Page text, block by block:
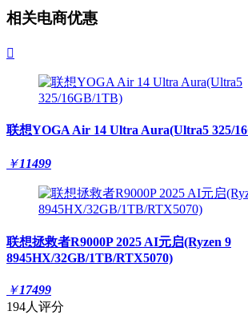
相关电商优惠

联想YOGA Air 14 Ultra Aura(Ultra5 325/
￥11499
联想拯救者R9000P 2025 AI元启(Ryzen 9
8945HX/32GB/1TB/RTX5070)
￥17499
194人评分